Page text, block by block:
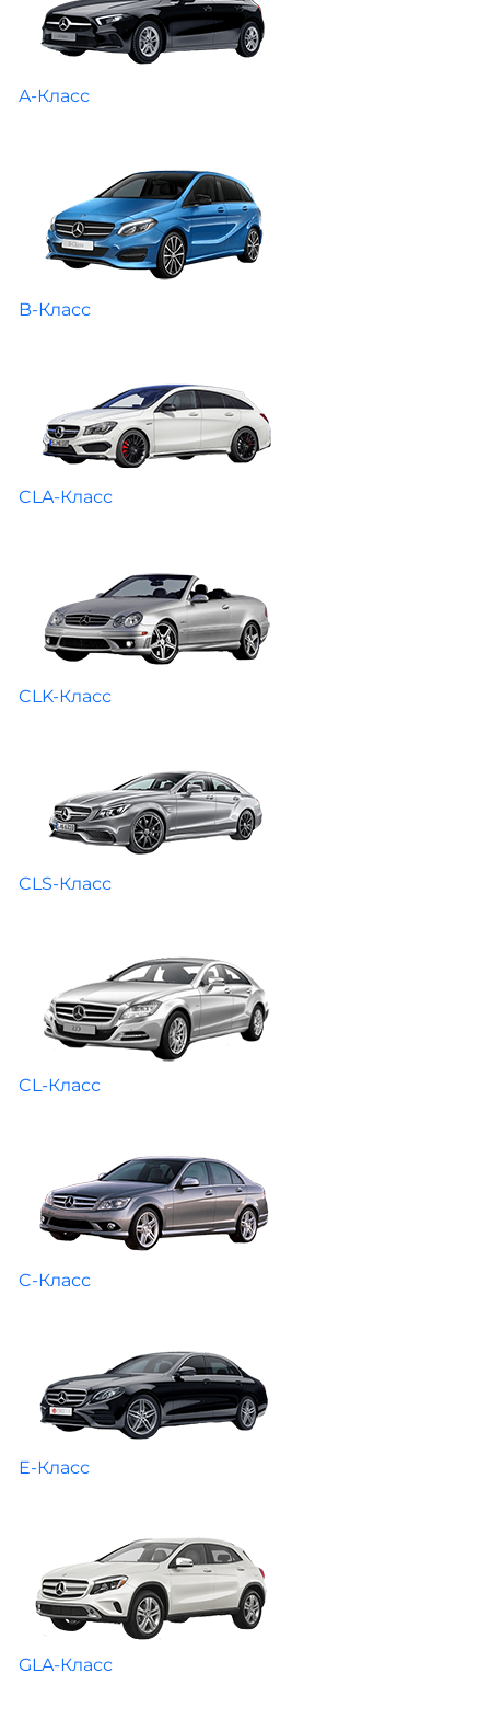
A-Класс
B-Класс
CLA-Класс
CLK-Класс
CLS-Класс
CL-Класс
C-Класс
E-Класс
GLA-Класс